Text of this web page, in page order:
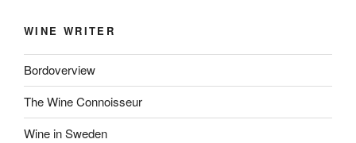
WINE WRITER
Bordoverview
The Wine Connoisseur
Wine in Sweden